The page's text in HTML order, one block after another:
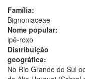
Família:
Bignoniaceae
Nome popular:
ipê-roxo
Distribuição
geográfica:
No Rio Grande do Sul